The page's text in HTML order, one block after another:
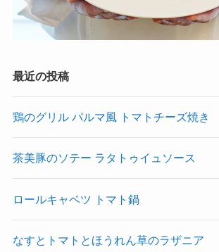
最近の投稿
鶏のグリル パルマ風 トマトチーズ焼き
茶美豚のソテー ラタトゥイュソース
ロールキャベツ トマト鍋
なすとトマトとほうれん草のラザニア